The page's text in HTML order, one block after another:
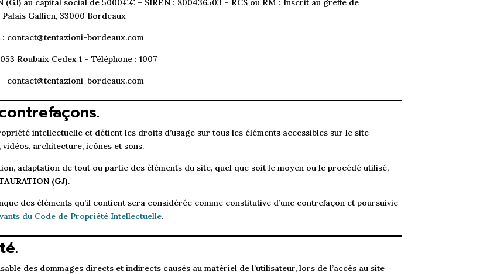
(GJ) au capital social de 5000€€ – SIREN : 800436503 – RCS ou RM : Inscrit au greffe de
Gallien, 33000 Bordeaux
contact@tentazioni-bordeaux.com
Roubaix Cedex 1 – Téléphone : 1007
contact@tentazioni-bordeaux.com
intellectuelle et détient les droits d’usage sur tous les éléments accessibles sur le site
architecture, icônes et sons.
adaptation de tout ou partie des éléments du site, quel que soit le moyen ou le procédé utilisé,
(GJ).
des éléments qu’il contient sera considérée comme constitutive d’une contrefaçon et poursuivie
du Code de Propriété Intellectuelle.
des dommages directs et indirects causés au matériel de l’utilisateur, lors de l’accès au site